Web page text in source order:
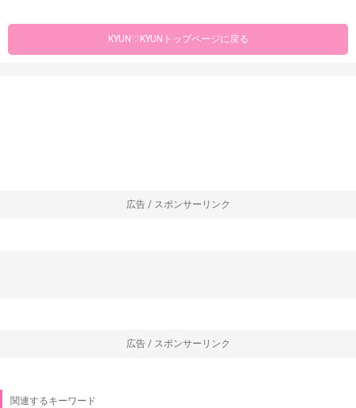
KYUN♡KYUNトップページに戻る
広告 / スポンサーリンク
広告 / スポンサーリンク
関連するキーワード